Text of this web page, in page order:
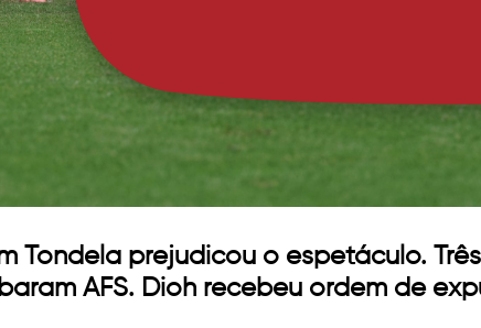
Tondela prejudicou o espetáculo.
AFS. Dioh recebeu ordem de